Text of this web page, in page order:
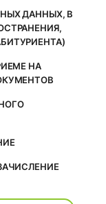
ДАННЫХ, В
НА